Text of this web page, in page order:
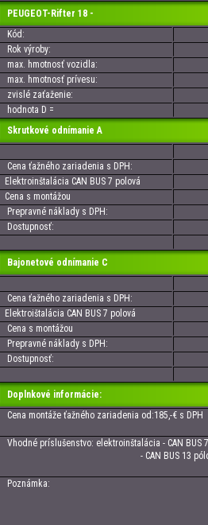
PEUGEOT-Rifter 18 -
Kód:
Rok výroby:
max. hmotnosť vozidla:
max. hmotnosť prívesu:
zvislé zaťaženie:
hodnota D =
Skrutkové odnímanie A
Cena ťažného zariadenia s DPH:
Elektroinštalácia CAN BUS 7 polová
Cena s montážou
Prepravné náklady s DPH:
Dostupnosť:
Bajonetové odnímanie C
Cena ťažného zariadenia s DPH:
Elektroištalácia CAN BUS 7 polová
Cena s montážou
Prepravné náklady s DPH:
Dostupnosť:
Doplnkové informácie:
Cena montáže ťažného zariadenia od:185,-€ s DPH
Vhodné príslušenstvo: elektroinštalácia - CAN BUS
- CAN BUS 13 pólová
Poznámka: